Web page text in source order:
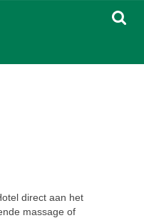
direct aan het
massage of